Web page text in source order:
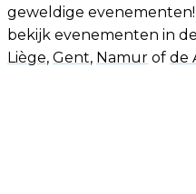
geweldige
bekijk evenementen in
Liège, Gent, Namur of de